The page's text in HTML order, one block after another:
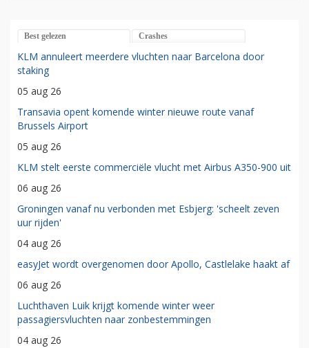
Best gelezen Crashes
KLM annuleert meerdere vluchten naar Barcelona door
staking
05 aug 26
Transavia opent komende winter nieuwe route vanaf
Brussels Airport
05 aug 26
KLM stelt eerste commerciële vlucht met Airbus A350-900 uit
06 aug 26
Groningen vanaf nu verbonden met Esbjerg: 'scheelt zeven
uur rijden'
04 aug 26
easyJet wordt overgenomen door Apollo, Castlelake haakt af
06 aug 26
Luchthaven Luik krijgt komende winter weer
passagiersvluchten naar zonbestemmingen
04 aug 26